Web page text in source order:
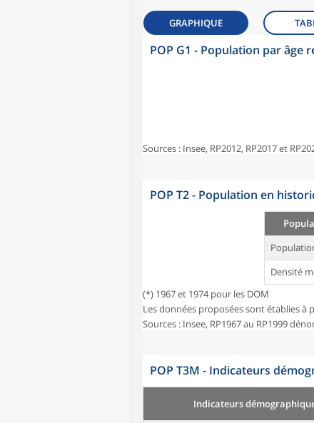
GRAPHIQUE
POP G1 - Population par âge
Sources : Insee, RP2012, RP2017 et
POP T2 - Population en
Densité
(*) 1967 et 1974 pour les DOM
Les données proposées sont établies
Sources : Insee, RP1967 au RP1999
POP T3M - Indicateurs
Indicateurs